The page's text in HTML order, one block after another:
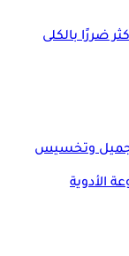
ضررًا بالكلى
وتخسيس
الأدوية